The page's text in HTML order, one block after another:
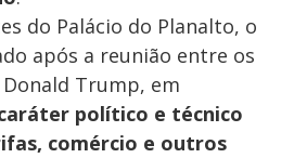
do Palácio do Planalto, o
após a reunião entre os
Trump, em
político e técnico
comércio e outros